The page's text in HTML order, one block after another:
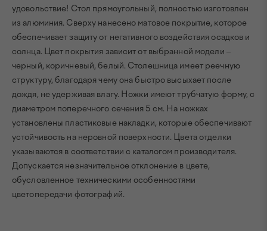
удовольствие! Стол прямоугольный, полностью изготовлен
из алюминия. Сверху нанесено матовое покрытие, которое
обеспечивает защиту от негативного воздействия осадков и
солнца. Цвет покрытия зависит от выбранной модели –
черный, коричневый, белый. Столешница имеет реечную
структуру, благодаря чему она быстро высыхает после
дождя, не удерживая влагу. Ножки имеют трубчатую форму, с
диаметром поперечного сечения 5 см. На ножках
установлены пластиковые накладки, которые обеспечивают
устойчивость на неровной поверхности. Цвета отделки
указываются в соответствии с каталогом производителя.
Допускается незначительное отклонение в цвете,
обусловленное техническими особенностями
цветопередачи фотографий.